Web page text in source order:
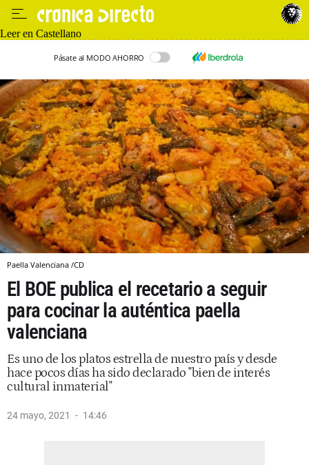
Leer en Castellano
Pásate al MODO AHORRO
Paella Valenciana /CD
El BOE publica el recetario a seguir
para cocinar la auténtica paella
valenciana
Es uno de los platos estrella de nuestro país y desde
hace pocos días ha sido declarado "bien de interés
cultural inmaterial"
24 mayo, 2021 14:46